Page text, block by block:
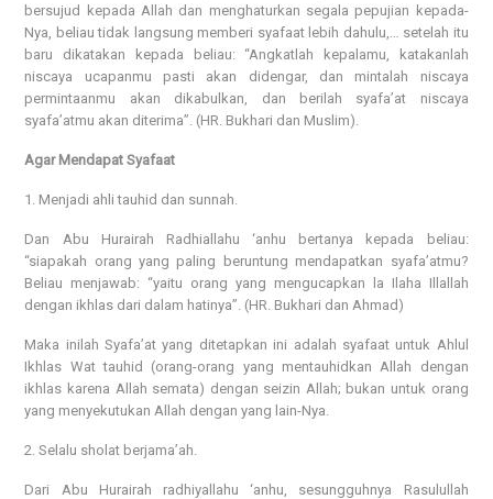
bersujud kepada Allah dan menghaturkan segala pepujian kepada-
Nya, beliau tidak langsung memberi syafaat lebih dahulu,… setelah itu
baru dikatakan kepada beliau: “Angkatlah kepalamu, katakanlah
niscaya ucapanmu pasti akan didengar, dan mintalah niscaya
permintaanmu akan dikabulkan, dan berilah syafa’at niscaya
syafa’atmu akan diterima”. (HR. Bukhari dan Muslim).
Agar Mendapat Syafaat
1. Menjadi ahli tauhid dan sunnah.
Dan Abu Hurairah Radhiallahu ‘anhu bertanya kepada beliau:
“siapakah orang yang paling beruntung mendapatkan syafa’atmu?
Beliau menjawab: “yaitu orang yang mengucapkan la Ilaha Illallah
dengan ikhlas dari dalam hatinya”. (HR. Bukhari dan Ahmad)
Maka inilah Syafa’at yang ditetapkan ini adalah syafaat untuk Ahlul
Ikhlas Wat tauhid (orang-orang yang mentauhidkan Allah dengan
ikhlas karena Allah semata) dengan seizin Allah; bukan untuk orang
yang menyekutukan Allah dengan yang lain-Nya.
2. Selalu sholat berjama’ah.
Dari Abu Hurairah radhiyallahu ‘anhu, sesungguhnya Rasulullah